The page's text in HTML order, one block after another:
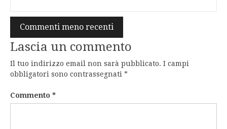
Navigazione
commenti
Commenti meno recenti
Lascia un commento
Il tuo indirizzo email non sarà pubblicato. I campi
obbligatori sono contrassegnati *
Commento *